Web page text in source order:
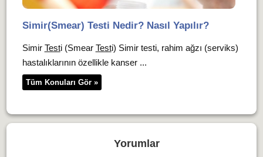
Simir(Smear) Testi Nedir? Nasıl Yapılır?
Simir Testi (Smear Testi) Simir testi, rahim ağzı (serviks)
hastalıklarının özellikle kanser ...
Tüm Konuları Gör »
Yorumlar